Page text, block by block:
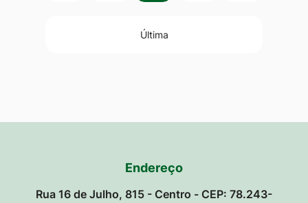
Última
Endereço
Rua 16 de Julho, 815 - Centro - CEP: 78.243-